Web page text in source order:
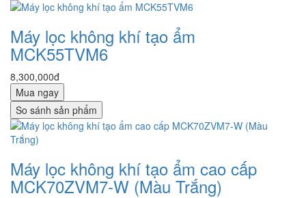
Máy lọc không khí tạo ẩm
MCK55TVM6
8,300,000đ
Mua ngay
So sánh sản phẩm
Máy lọc không khí tạo ẩm cao cấp
MCK70ZVM7-W (Màu Trắng)